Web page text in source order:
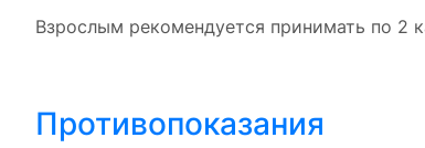
Взрослым рекомендуется принимать по 2
Противопоказания